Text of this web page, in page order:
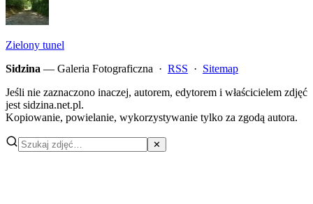
Zielony tunel
Sidzina — Galeria Fotograficzna · RSS · Sitemap
Jeśli nie zaznaczono inaczej, autorem, edytorem i właścicielem zdjęć
jest sidzina.net.pl.
Kopiowanie, powielanie, wykorzystywanie tylko za zgodą autora.
✕